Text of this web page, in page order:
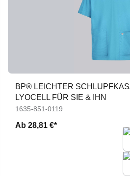
BP® LEICHTER
LYOCELL FÜR SIE & IHN
1635-851-0119
Ab 28,81 €*